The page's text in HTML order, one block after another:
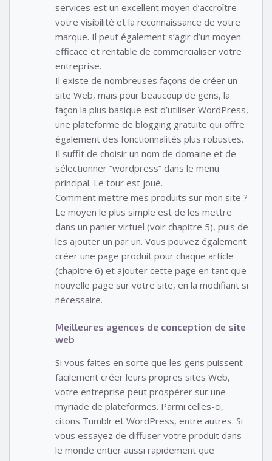
services est un excellent moyen d’accroître
votre visibilité et la reconnaissance de votre
marque. Il peut également s’agir d’un moyen
efficace et rentable de commercialiser votre
entreprise.
Il existe de nombreuses façons de créer un
site Web, mais pour beaucoup de gens, la
façon la plus basique est d’utiliser WordPress,
une plateforme de blogging gratuite qui offre
également des fonctionnalités plus robustes.
Il suffit de choisir un nom de domaine et de
sélectionner “wordpress” dans le menu
principal. Le tour est joué.
Comment mettre mes produits sur mon site ?
Le moyen le plus simple est de les mettre
dans un panier virtuel (voir chapitre 5), puis de
les ajouter un par un. Vous pouvez également
créer une page produit pour chaque article
(chapitre 6) et ajouter cette page en tant que
nouvelle page sur votre site, en la modifiant si
nécessaire.
Meilleures agences de conception de site
web
Si vous faites en sorte que les gens puissent
facilement créer leurs propres sites Web,
votre entreprise peut prospérer sur une
myriade de plateformes. Parmi celles-ci,
citons Tumblr et WordPress, entre autres. Si
vous essayez de diffuser votre produit dans
le monde entier aussi rapidement que